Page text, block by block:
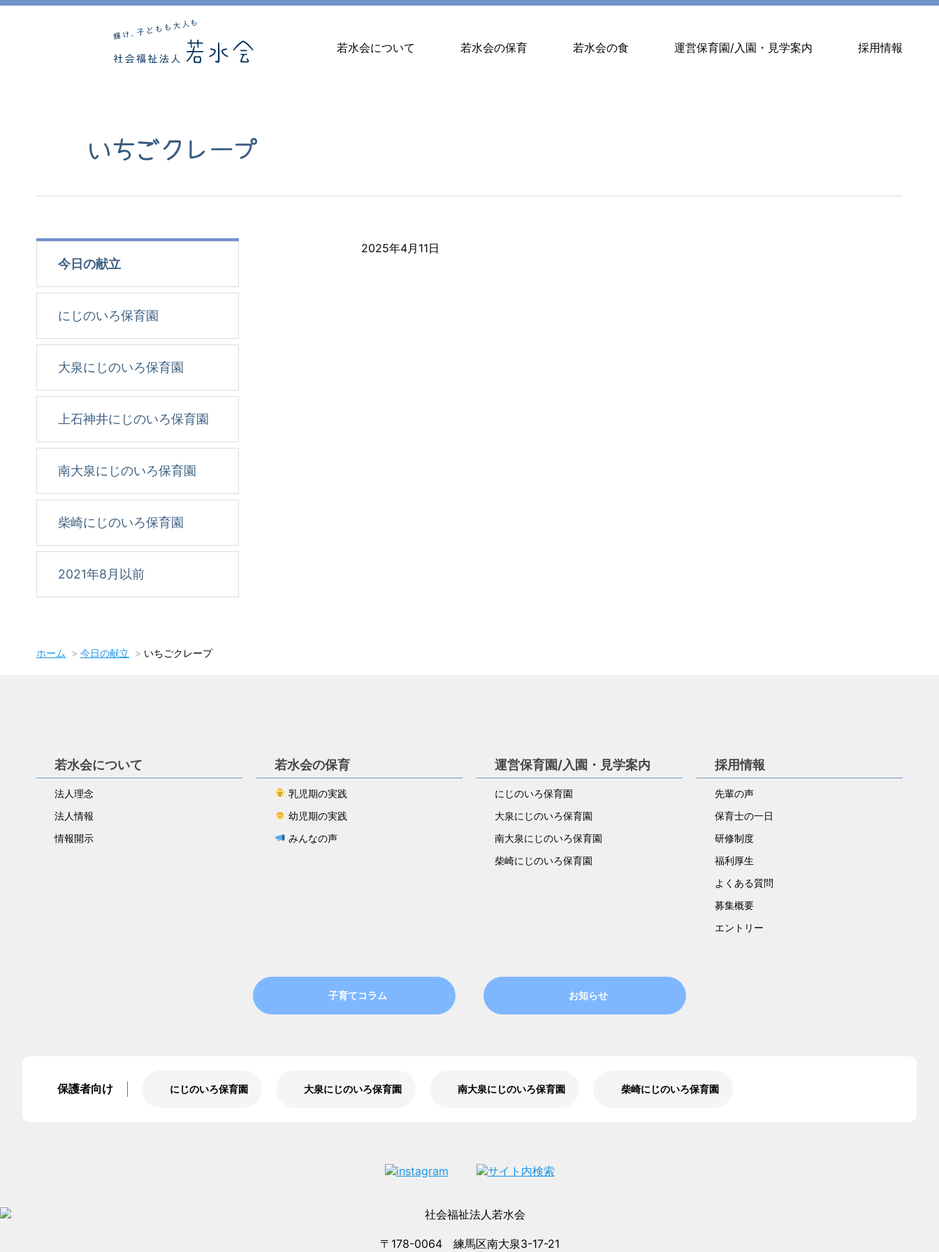
若水会について 若水会の保育 若水会の食 運営保育園/入園・見学案内 採用情報
いちごクレープ
2025年4月11日
今日の献立
にじのいろ保育園
大泉にじのいろ保育園
上石神井にじのいろ保育園
南大泉にじのいろ保育園
柴崎にじのいろ保育園
2021年8月以前
ホーム 今日の献立 いちごクレープ
若水会について
法人理念
法人情報
情報開示
若水会の保育
乳児期の実践
幼児期の実践
みんなの声
運営保育園/入園・見学案内
にじのいろ保育園
大泉にじのいろ保育園
南大泉にじのいろ保育園
柴崎にじのいろ保育園
採用情報
先輩の声
保育士の一日
研修制度
福利厚生
よくある質問
募集概要
エントリー
子育てコラム お知らせ
保護者向け にじのいろ保育園 大泉にじのいろ保育園 南大泉にじのいろ保育園 柴崎にじのいろ保育園
〒178-0064 練馬区南大泉3-17-21